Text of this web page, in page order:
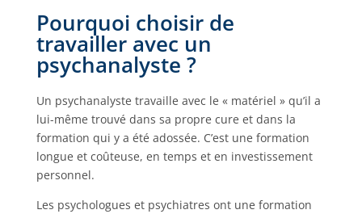
Pourquoi choisir de
travailler avec un
psychanalyste ?
Un psychanalyste travaille avec le « matériel » qu’il a
lui-même trouvé dans sa propre cure et dans la
formation qui y a été adossée. C’est une formation
longue et coûteuse, en temps et en investissement
personnel.
Les psychologues et psychiatres ont une formation